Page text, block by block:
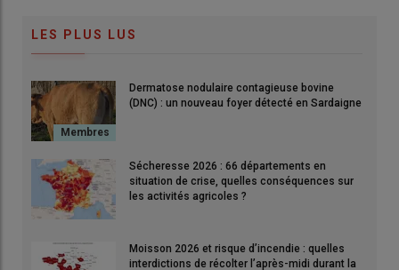
LES PLUS LUS
Dermatose nodulaire contagieuse bovine
(DNC) : un nouveau foyer détecté en Sardaigne
Sécheresse 2026 : 66 départements en
situation de crise, quelles conséquences sur
les activités agricoles ?
Moisson 2026 et risque d’incendie : quelles
interdictions de récolter l’après-midi durant la